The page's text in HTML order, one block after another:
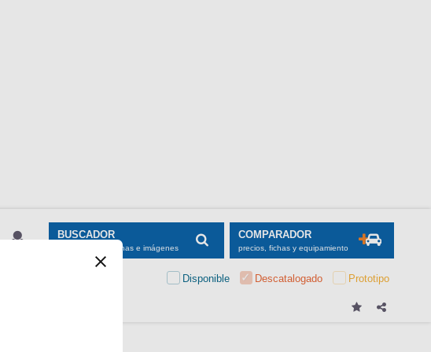
BUSCADOR
informaciones, fichas e imágenes
COMPARADOR
precios, fichas y equipamiento
Disponible Descatalogado Prototipo